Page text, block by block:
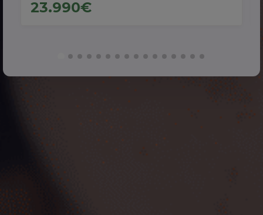
23.990€
Vehículos de Ocasión Cero
Emisiones